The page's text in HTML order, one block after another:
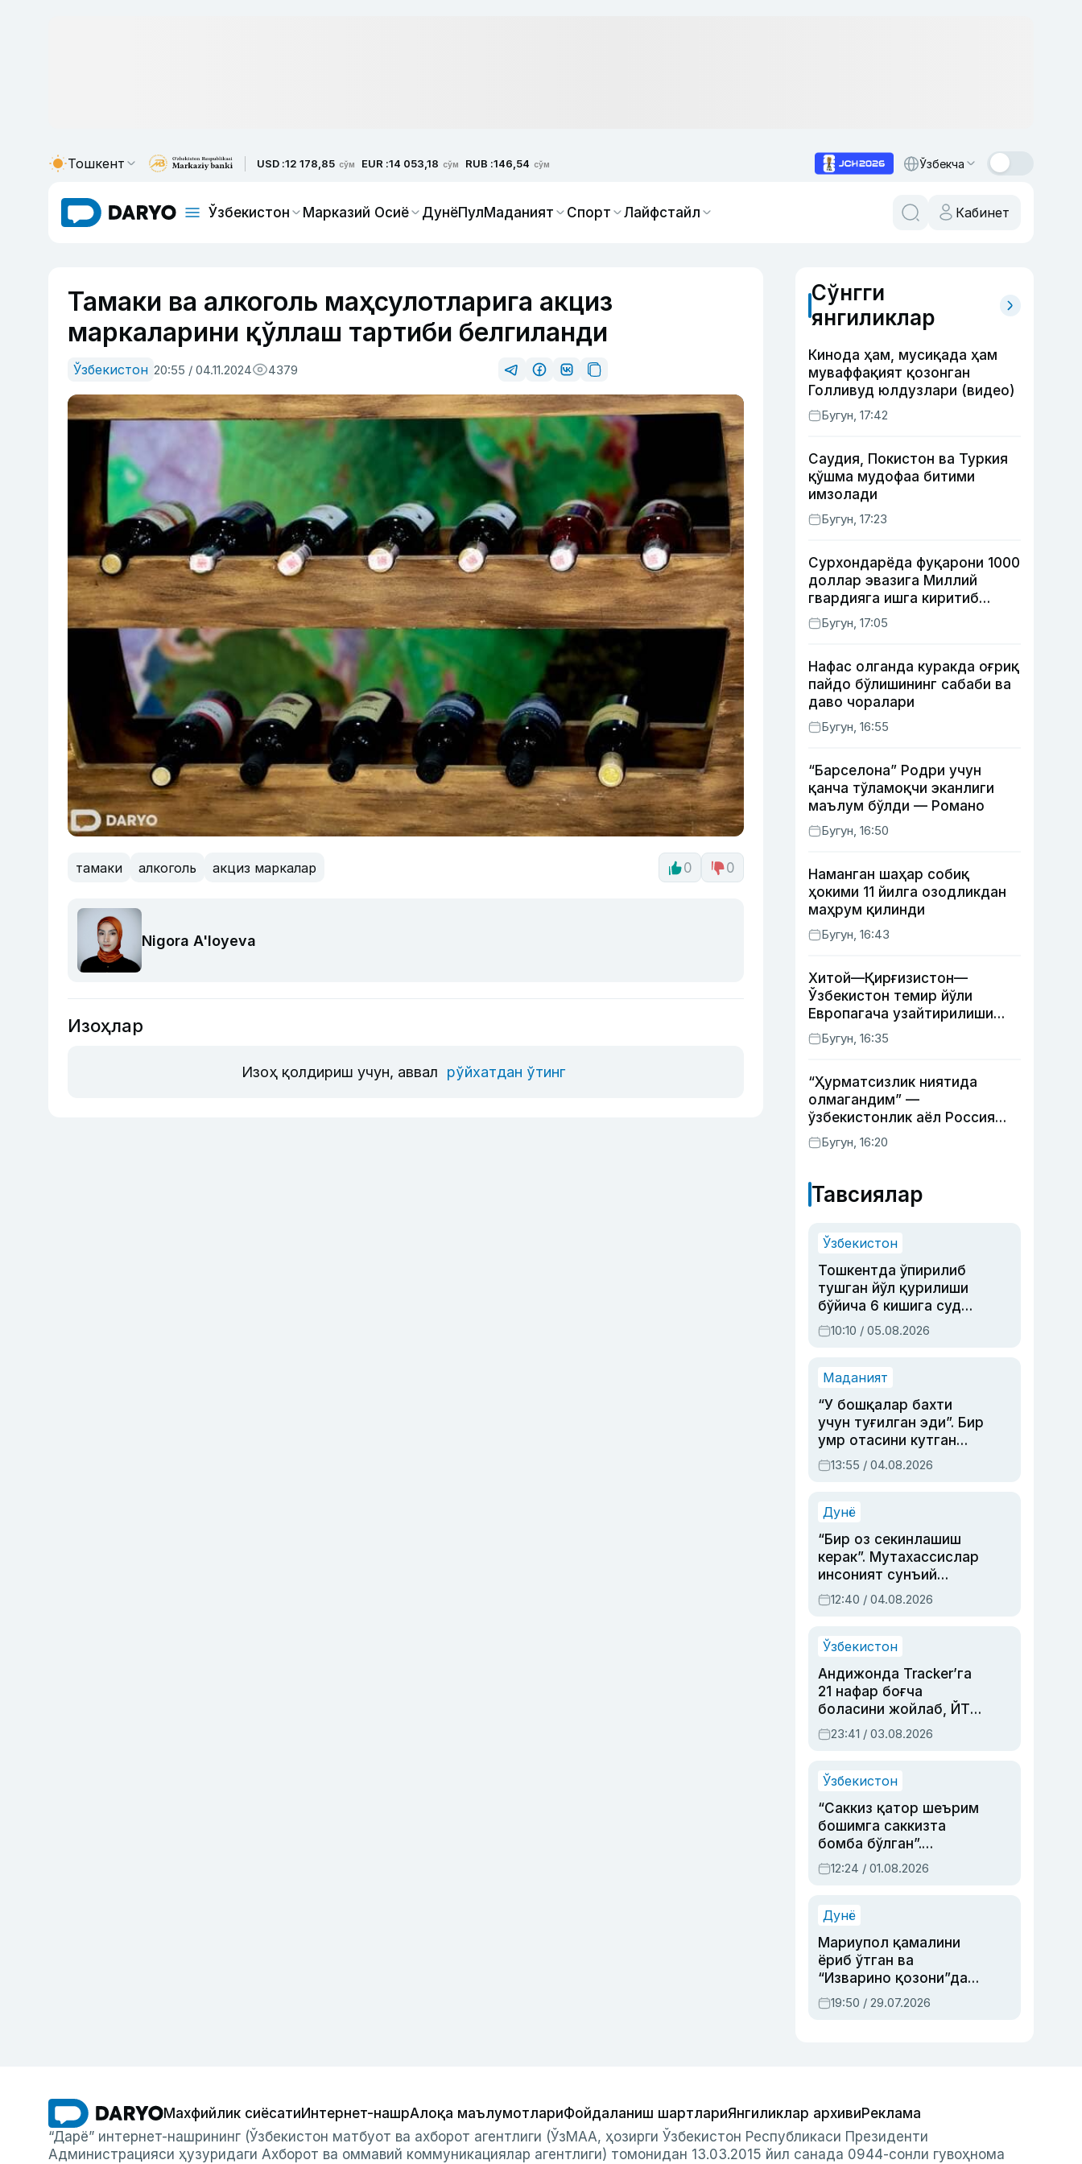
Тошкент USD :12 178,85 сўм EUR :14 053,18 сўм RUB :146,54 сўм Ўзбекча
Ўзбекистон Марказий Осиё ДунёПулМаданият Спорт Лайфстайл Кабинет
Тамаки ва алкоголь маҳсулотларига акциз
маркаларини қўллаш тартиби белгиланди
Ўзбекистон 20:55 / 04.11.2024 4379
тамаки алкоголь акциз маркалар 0 0
Nigora A'loyeva
Изоҳлар
Изоҳ қолдириш учун, аввал рўйхатдан ўтинг
Сўнгги
янгиликлар
Кинода ҳам, мусиқада ҳам
муваффақият қозонган
Голливуд юлдузлари (видео)
Бугун, 17:42
Саудия, Покистон ва Туркия
қўшма мудофаа битими
имзолади
Бугун, 17:23
Сурхондарёда фуқарони 1000
доллар эвазига Миллий
гвардияга ишга киритиб
қўймоқчи бўлган шахс
ушланди
Бугун, 17:05
Нафас олганда куракда оғриқ
пайдо бўлишининг сабаби ва
даво чоралари
Бугун, 16:55
“Барселона” Родри учун
қанча тўламоқчи эканлиги
маълум бўлди — Романо
Бугун, 16:50
Наманган шаҳар собиқ
ҳокими 11 йилга озодликдан
маҳрум қилинди
Бугун, 16:43
Хитой—Қирғизистон—
Ўзбекистон темир йўли
Европагача узайтирилиши
мумкин
Бугун, 16:35
“Ҳурматсизлик ниятида
олмагандим” —
ўзбекистонлик аёл Россия
давлат рамзлари туширилган
пояндоз ҳақида
Бугун, 16:20
Тавсиялар
Ўзбекистон
Тошкентда ўпирилиб
тушган йўл қурилиши
бўйича 6 кишига суд
ҳукми ўқилди
10:10 / 05.08.2026
Маданият
“У бошқалар бахти
учун туғилган эди”. Бир
умр отасини кутган
актриса ва дубльяж
устаси Римма
синовларга тўла ҳаёти
13:55 / 04.08.2026
Дунё
“Бир оз секинлашиш
керак”. Мутахассислар
инсоният сунъий
интеллектни бошқара
олмай қолишидан
12:40 / 04.08.2026
Ўзбекистон
Андижонда Tracker’га
21 нафар боғча
боласини жойлаб, ЙТҲ
содир этган аёлга суд
ҳукми ўқилди
23:41 / 03.08.2026
Ўзбекистон
“Саккиз қатор шеърим
бошимга саккизта
бомба бўлган”.
Абдулла Ориповни
сиёсий айбловлардан
12:24 / 01.08.2026
Дунё
Мариупол қамалини
ёриб ўтган ва
“Изварино қозони”дан
чиққан қаҳрамон —
Украина армияси бош
19:50 / 29.07.2026
Махфийлик сиёсатиИнтернет-нашрАлоқа маълумотлариФойдаланиш шартлариЯнгиликлар архивиРеклама
“Дарё” интернет-нашрининг (Ўзбекистон матбуот ва ахборот агентлиги (ЎзМАА, ҳозирги Ўзбекистон Республикаси Президенти
Администрацияси ҳузуридаги Ахборот ва оммавий коммуникациялар агентлиги) томонидан 13.03.2015 йил санада 0944-сонли гувоҳнома